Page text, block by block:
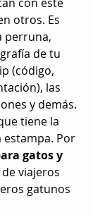
otros. Es
perruna,
de tu
(código,
las
y demás.
tiene la
estampa. Por
gatos y
viajeros
gatunos